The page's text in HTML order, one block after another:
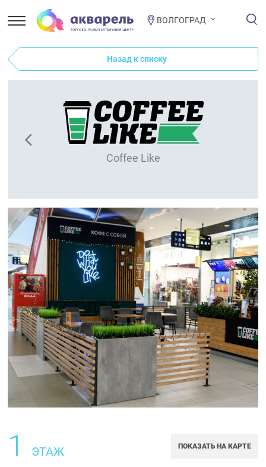
ВОЛГОГРАД
Назад к списку
Coffee Like
1 ЭТАЖ ПОКАЗАТЬ НА КАРТЕ